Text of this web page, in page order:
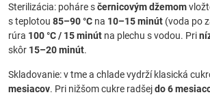
Sterilizácia: poháre sčernicovým džemom
s teplotou 85–90 °C na 10–15 minút (voda po
rúra 100 °C / 15 minút na plechu s vodou. Pri
skôr 15–20 minút.
Skladovanie: v tme a chlade vydrží klasická
mesiacov. Pri nižšom cukre radšejdo 6